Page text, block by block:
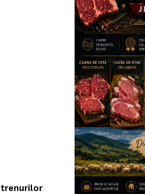
trenurilor